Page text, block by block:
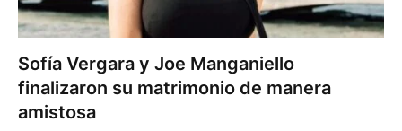
Sofía Vergara y Joe Manganiello
finalizaron su matrimonio de manera
amistosa